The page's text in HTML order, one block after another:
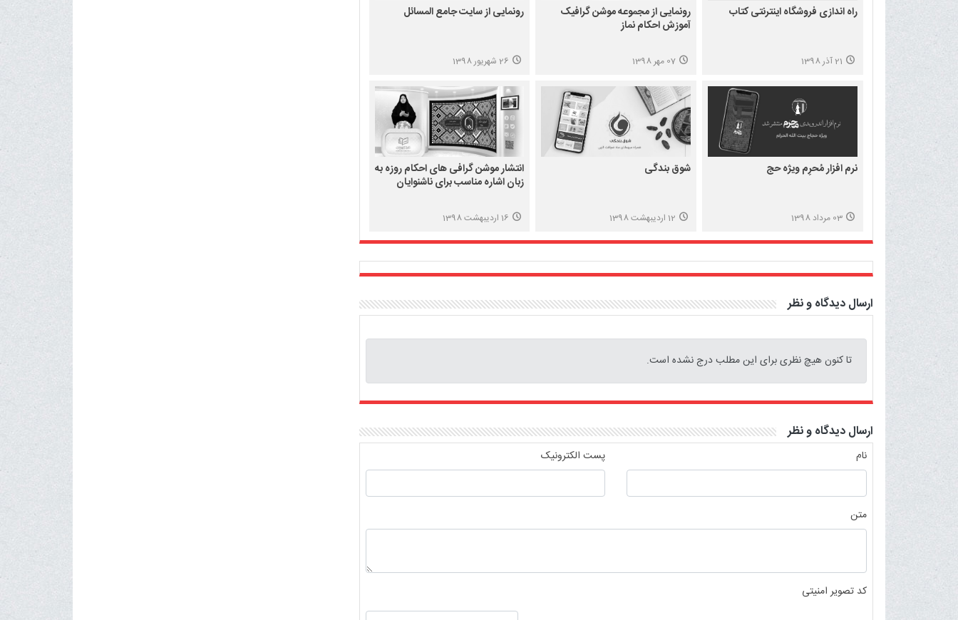
راه اندازی فروشگاه اینترنتی کتاب
21 آذر 1398
رونمایی از مجموعه موشن گرافیک
آموزش احکام نماز
07 مهر 1398
رونمایی از سایت جامع المسائل
26 شهریور 1398
نرم افزار مُحرِم ویژه حج
03 مرداد 1398
شوق بندگی
12 اردیبهشت 1398
انتشار موشن گرافی های احکام روزه به
زبان اشاره مناسب برای ناشنوایان
16 اردیبهشت 1398
ارسال دیدگاه و نظر
تا کنون هیچ نظری برای این مطلب درج نشده است.
ارسال دیدگاه و نظر
نام پست الکترونیک
متن
کد تصویر امنیتی